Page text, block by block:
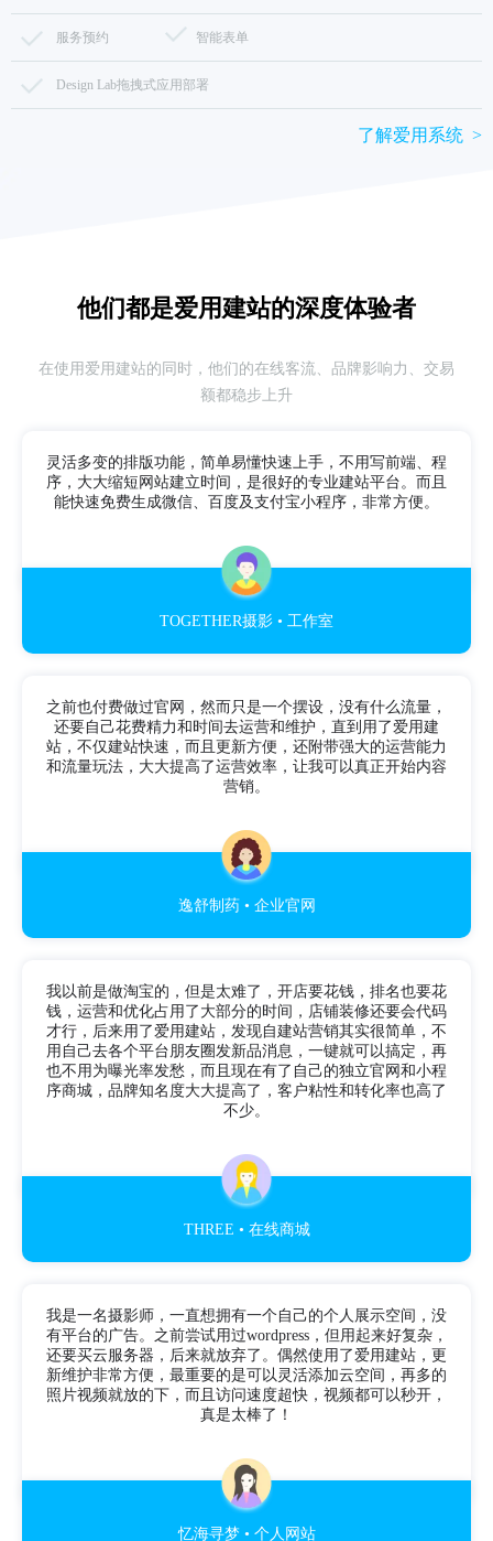
服务预约 智能表单
Design Lab拖拽式应用部署
了解爱用系统 >
他们都是爱用建站的深度体验者
在使用爱用建站的同时，他们的在线客流、品牌影响力、交易
额都稳步上升
灵活多变的排版功能，简单易懂快速上手，不用写前端、程
序， 大大缩短网站建立时间，是很好的专业建站平台。而且
能快速免费生成微信、百度及支付宝小程序，非常方便。
TOGETHER摄影 • 工作室
之前也付费做过官网，然而只是一个摆设，没有什么流量，
还要自己花费精力和时间去运营和维护，直到用了爱用建
站，不仅建站快速，而且更新方便，还附带强大的运营能力
和流量玩法，大大提高了运营效率，让我可以真正开始内容
营销。
逸舒制药 • 企业官网
我以前是做淘宝的，但是太难了，开店要花钱，排名也要花
钱，运营和优化占用了大部分的时间，店铺装修还要会代码
才行，后来用了爱用建站，发现自建站营销其实很简单，不
用自己去各个平台朋友圈发新品消息，一键就可以搞定，再
也不用为曝光率发愁，而且现在有了自己的独立官网和小程
序商城，品牌知名度大大提高了，客户粘性和转化率也高了
不少。
THREE • 在线商城
我是一名摄影师，一直想拥有一个自己的个人展示空间，没
有平台的广告。之前尝试用过wordpress，但用起来好复杂，
还要买云服务器，后来就放弃了。偶然使用了爱用建站，更
新维护非常方便，最重要的是可以灵活添加云空间，再多的
照片视频就放的下，而且访问速度超快，视频都可以秒开，
真是太棒了！
忆海寻梦 • 个人网站